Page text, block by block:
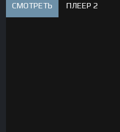
СМОТРЕТЬ ПЛЕЕР 2